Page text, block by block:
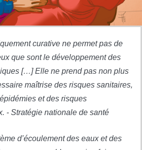
curative ne permet pas de
que sont le développement des
[…] Elle ne prend pas non plus
maîtrise des risques sanitaires,
et des risques
- Stratégie nationale de santé
d’écoulement des eaux et des